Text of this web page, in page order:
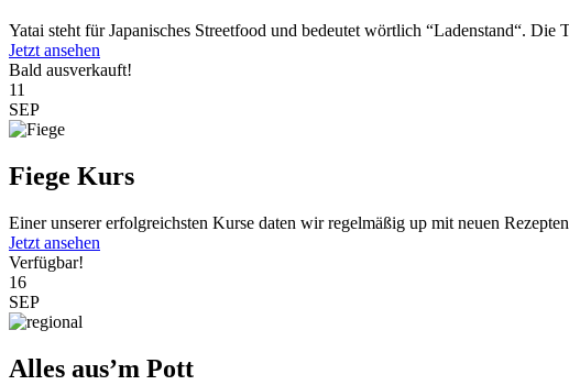
Yatai steht für Japanisches Streetfood und bedeutet wörtlich “Ladenstand“. Die
Jetzt ansehen
Bald ausverkauft!
11
SEP
Fiege Kurs
Einer unserer erfolgreichsten Kurse daten wir regelmäßig up mit neuen
Jetzt ansehen
Verfügbar!
16
SEP
Alles aus’m Pott